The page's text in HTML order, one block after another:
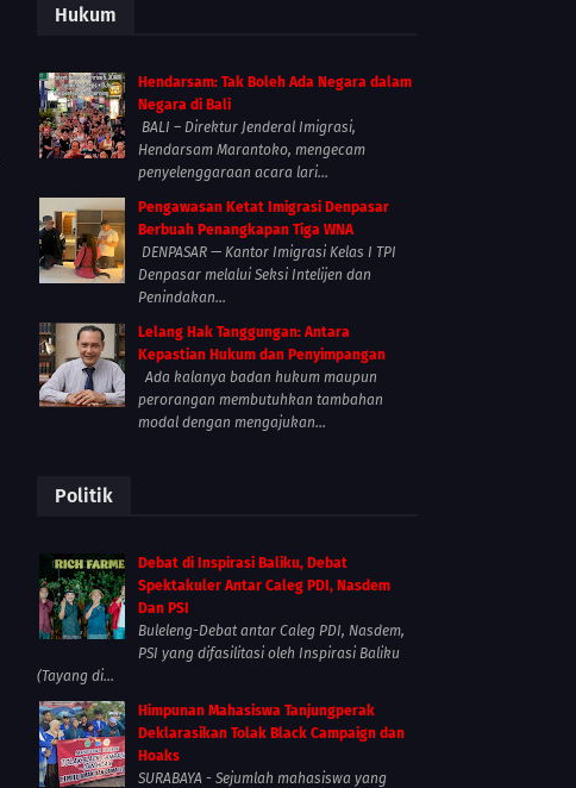
Hukum
Hendarsam: Tak Boleh Ada Negara dalam
Negara di Bali
BALI – Direktur Jenderal Imigrasi,
Hendarsam Marantoko, mengecam
penyelenggaraan acara lari...
Pengawasan Ketat Imigrasi Denpasar
Berbuah Penangkapan Tiga WNA
DENPASAR — Kantor Imigrasi Kelas I TPI
Denpasar melalui Seksi Intelijen dan
Penindakan...
Lelang Hak Tanggungan: Antara
Kepastian Hukum dan Penyimpangan
Ada kalanya badan hukum maupun
perorangan membutuhkan tambahan
modal dengan mengajukan...
Politik
Debat di Inspirasi Baliku, Debat
Spektakuler Antar Caleg PDI, Nasdem
Dan PSI
Buleleng-Debat antar Caleg PDI, Nasdem,
PSI yang difasilitasi oleh Inspirasi Baliku
(Tayang di...
Himpunan Mahasiswa Tanjungperak
Deklarasikan Tolak Black Campaign dan
Hoaks
SURABAYA - Sejumlah mahasiswa yang